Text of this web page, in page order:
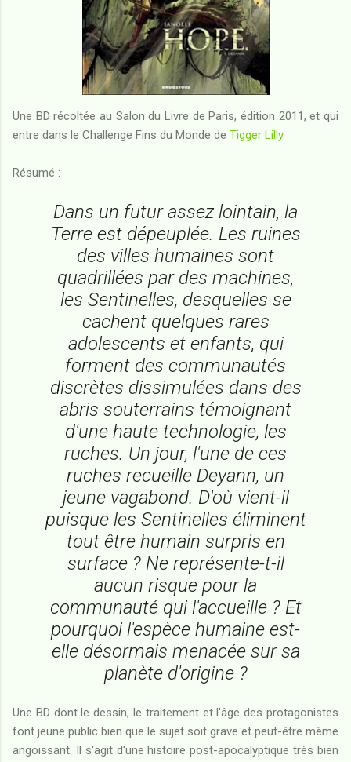
Une BD récoltée au Salon du Livre de Paris, édition 2011, et qui
entre dans le Challenge Fins du Monde de Tigger Lilly.
Résumé :
Dans un futur assez lointain, la
Terre est dépeuplée. Les ruines
des villes humaines sont
quadrillées par des machines,
les Sentinelles, desquelles se
cachent quelques rares
adolescents et enfants, qui
forment des communautés
discrètes dissimulées dans des
abris souterrains témoignant
d'une haute technologie, les
ruches. Un jour, l'une de ces
ruches recueille Deyann, un
jeune vagabond. D'où vient-il
puisque les Sentinelles éliminent
tout être humain surpris en
surface ? Ne représente-t-il
aucun risque pour la
communauté qui l'accueille ? Et
pourquoi l'espèce humaine est-
elle désormais menacée sur sa
planète d'origine ?
Une BD dont le dessin, le traitement et l'âge des protagonistes
font jeune public bien que le sujet soit grave et peut-être même
angoissant. Il s'agit d'une histoire post-apocalyptique très bien